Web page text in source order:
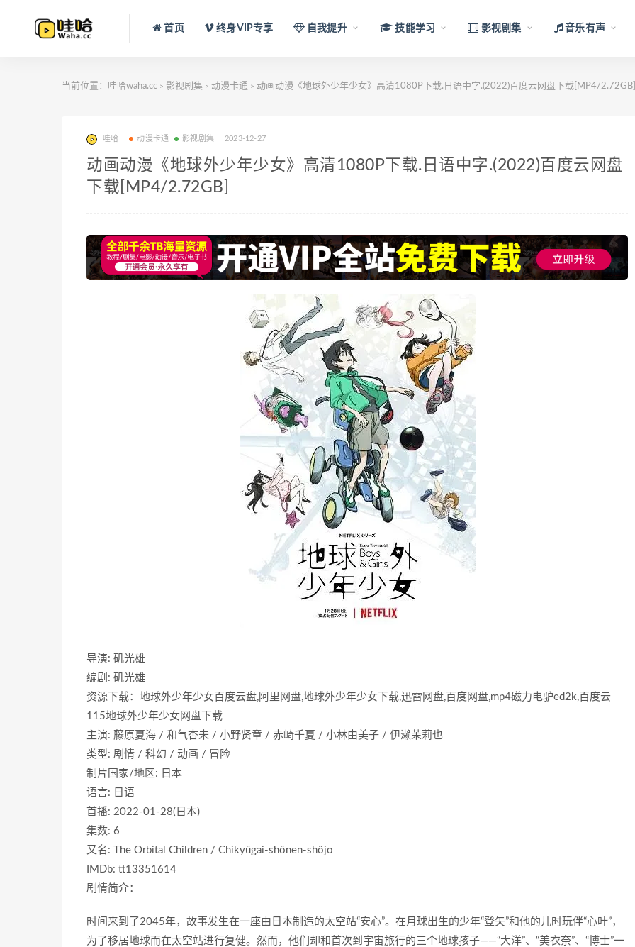
首页 终身VIP专享 自我提升 技能学习 影视剧集 音乐有声
当前位置： 哇哈waha.cc > 影视剧集 > 动漫卡通 > 动画动漫《地球外少年少女》高清1080P下载.日语中字.(2022)百度云网盘下载[MP4/2.72GB]
哇哈 动漫卡通 影视剧集 2023-12-27
动画动漫《地球外少年少女》高清1080P下载.日语中字.(2022)百度云网盘
下载[MP4/2.72GB]
导演: 矶光雄
编剧: 矶光雄
资源下载：地球外少年少女百度云盘,阿里网盘,地球外少年少女下载,迅雷网盘,百度网盘,mp4磁力电驴ed2k,百度云
115地球外少年少女网盘下载
主演: 藤原夏海 / 和气杏未 / 小野贤章 / 赤崎千夏 / 小林由美子 / 伊濑茉莉也
类型: 剧情 / 科幻 / 动画 / 冒险
制片国家/地区: 日本
语言: 日语
首播: 2022-01-28(日本)
集数: 6
又名: The Orbital Children / Chikyûgai-shônen-shôjo
IMDb: tt13351614
剧情简介：
时间来到了2045年，故事发生在一座由日本制造的太空站“安心”。在月球出生的少年“登矢”和他的儿时玩伴“心叶”，
为了移居地球而在太空站进行复健。然而，他们却和首次到宇宙旅行的三个地球孩子——“大洋”、“美衣奈”、“博士”一